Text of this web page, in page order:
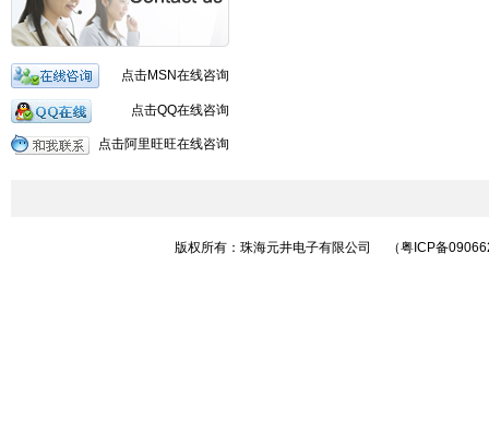
点击MSN在线咨询
点击QQ在线咨询
点击阿里旺旺在线咨询
版权所有：珠海元井电子有限公司 （粤ICP备